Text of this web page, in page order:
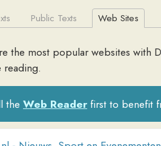
Web Sites
Web Readerfirst to benefit from
Sport en Evenementen |